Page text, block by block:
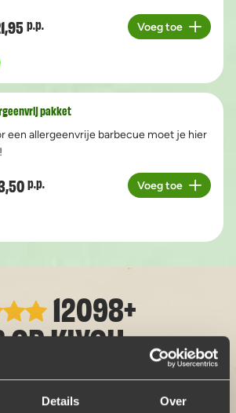
Details Over
p.p.
Aantal
Voeg toe
pakket
een allergeenvrije barbecue moet je hier
p.p.
Aantal
Voeg toe
12098+
OPKIYOH